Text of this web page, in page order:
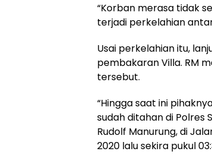
“Korban merasa tidak
terjadi perkelahian
Usai perkelahian itu,
pembakaran Villa. RM
tersebut.
“Hingga saat ini
sudah ditahan di Polres
Rudolf Manurung, di
2020 lalu sekira pukul